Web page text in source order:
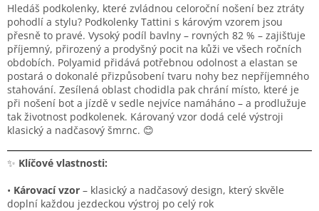
Hledáš podkolenky, které zvládnou celoroční nošení bez ztráty
pohodlí a stylu? Podkolenky Tattini s károvým vzorem jsou
přesně to pravé. Vysoký podíl bavlny – rovných 82 % – zajišťuje
příjemný, přirozený a prodyšný pocit na kůži ve všech ročních
obdobích. Polyamid přidává potřebnou odolnost a elastan se
postará o dokonalé přizpůsobení tvaru nohy bez nepříjemného
stahování. Zesílená oblast chodidla pak chrání místo, které je
při nošení bot a jízdě v sedle nejvíce namáháno – a prodlužuje
tak životnost podkolenek. Károvaný vzor dodá celé výstroji
klasický a nadčasový šmrnc. 😊
✨ Klíčové vlastnosti:
• Károvací vzor – klasický a nadčasový design, který skvěle
doplní každou jezdeckou výstroj po celý rok